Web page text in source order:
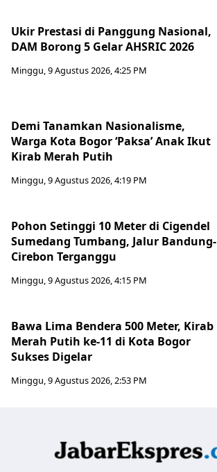
Ukir Prestasi di Panggung Nasional,
DAM Borong 5 Gelar AHSRIC 2026
Minggu, 9 Agustus 2026, 4:25 PM
Demi Tanamkan Nasionalisme,
Warga Kota Bogor ‘Paksa’ Anak Ikut
Kirab Merah Putih
Minggu, 9 Agustus 2026, 4:19 PM
Pohon Setinggi 10 Meter di Cigendel
Sumedang Tumbang, Jalur Bandung-
Cirebon Terganggu
Minggu, 9 Agustus 2026, 4:15 PM
Bawa Lima Bendera 500 Meter, Kirab
Merah Putih ke-11 di Kota Bogor
Sukses Digelar
Minggu, 9 Agustus 2026, 2:53 PM